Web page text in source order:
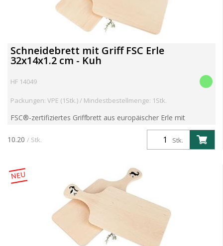
Schneidebrett mit Griff FSC Erle
32x14x1.2 cm - Kuh
HF 14049
Packungen: VPE (1Stk.) / Mindestbestellmenge: 1Stk.
FSC®-zertifiziertes Griffbrett aus europäischer Erle mit
dekorativem Kuh-Ausschnitt. Die unverleimte Verarbeitung
sorgt für eine stabile, glatte und messerschonende Oberf...
Stk.
10.20 / Stk.
NEU